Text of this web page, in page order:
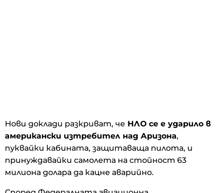
Нови доклади разкриват, че НЛО се е ударило в
американски изтребител над Аризона,
пуквайки кабината, защитаваща пилота, и
принуждавайки самолета на стойност 63
милиона долара да кацне аварийно.